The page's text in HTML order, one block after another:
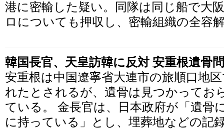
港に密輸した疑い。同隊は同じ船で大
ロについても押収し、密輸組織の全容
韓国長官、天皇訪韓に反対 安重根遺骨
安重根は中国遼寧省大連市の旅順口地
れたとされるが、遺骨は見つかってお
ている。 金長官は、日本政府が「遺骨
に持っている」とし、埋葬地などの記